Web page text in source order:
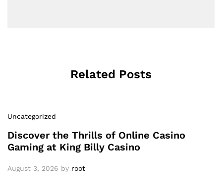
Related Posts
Uncategorized
Discover the Thrills of Online Casino
Gaming at King Billy Casino
August 3, 2026 by root